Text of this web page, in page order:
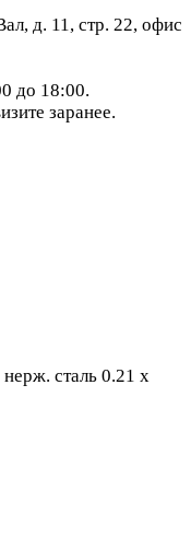
д. 11, стр. 22, офис
до 18:00.
заранее.
сталь 0.21 x